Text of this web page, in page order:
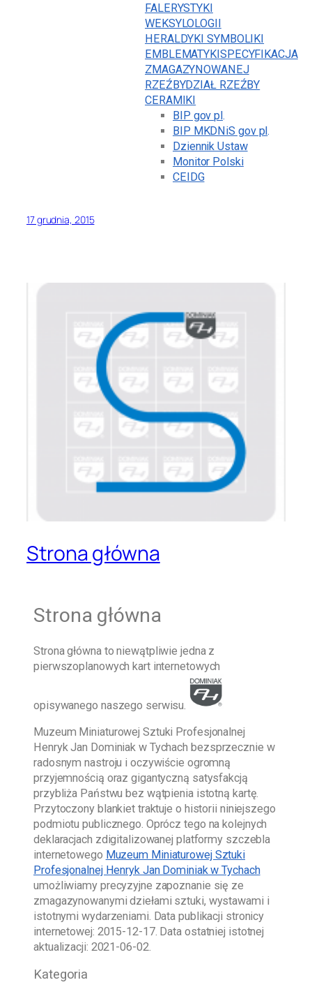
FALERYSTYKI
WEKSYLOLOGII
HERALDYKI SYMBOLIKI
EMBLEMATYKISPECYFIKACJA
ZMAGAZYNOWANEJ
RZEŹBYDZIAŁ RZEŹBY
CERAMIKI
BIP gov pl.
BIP MKDNiS gov pl.
Dziennik Ustaw
Monitor Polski
CEIDG
17 grudnia, 2015
Strona główna
Strona główna
Strona głównato niewątpliwie jedna z
pierwszoplanowych kart internetowych
opisywanego naszego serwisu.
Muzeum Miniaturowej Sztuki Profesjonalnej
Henryk Jan Dominiak w Tychach bezsprzecznie w
radosnym nastroju i oczywiście ogromną
przyjemnością oraz gigantyczną satysfakcją
przybliża Państwu bez wątpienia istotną kartę.
Przytoczony blankiet traktuje o historii niniejszego
podmiotu publicznego. Oprócz tego na kolejnych
deklaracjach zdigitalizowanej platformy szczebla
internetowego Muzeum Miniaturowej Sztuki
Profesjonalnej Henryk Jan Dominiak w Tychach
umożliwiamy precyzyjne zapoznanie się ze
zmagazynowanymi dziełami sztuki, wystawami i
istotnymi wydarzeniami. Data publikacji stronicy
internetowej: 2015-12-17. Data ostatniej istotnej
aktualizacji: 2021-06-02
Kategoria